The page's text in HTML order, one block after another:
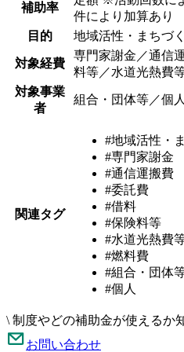
補助率
件により加算あり
目的
地域活性・まちづ
対象経費
専門家謝金／通信
料等／水道光熱費
対象事業
者
組合・団体等／個人
関連タグ
#地域活性・
#専門家謝金
#通信運搬費
#委託費
#借料
#保険料等
#水道光熱費
#燃料費
#組合・団体
#個人
\ 制度やどの補助金が使えるか
お問い合わせ